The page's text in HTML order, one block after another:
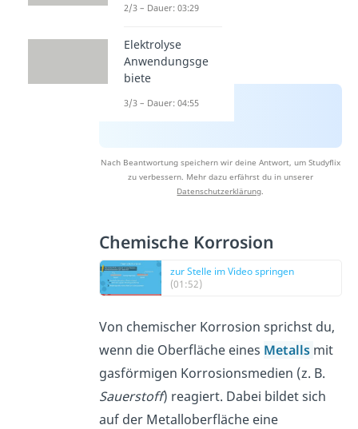
Nach Beantwortung speichern wir deine Antwort, um Studyflix
zu verbessern. Mehr dazu erfährst du in unserer
Datenschutzerklärung.
Chemische Korrosion
zur Stelle im Video springen
(01:52)
Von chemischer Korrosion sprichst du,
wenn die Oberfläche eines Metalls mit
gasförmigen Korrosionsmedien (z. B.
Sauerstoff) reagiert. Dabei bildet sich
auf der Metalloberfläche eine
2/3 – Dauer: 03:29
Elektrolyse
Anwendungsge
biete
3/3 – Dauer: 04:55